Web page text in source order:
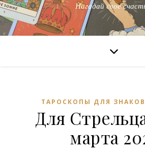
Нагадай свое
ТАРОСКОПЫ ДЛЯ
Для
марта